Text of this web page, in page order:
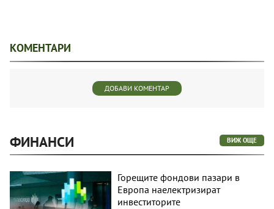
КОМЕНТАРИ
ДОБАВИ КОМЕНТАР
ФИНАНСИ ВИЖ ОЩЕ
Горещите фондови пазари в
Европа наелектризират
инвеститорите